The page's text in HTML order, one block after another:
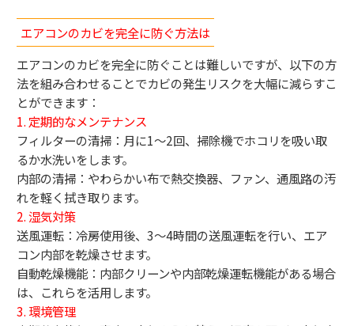
エアコンのカビを完全に防ぐ方法は
エアコンのカビを完全に防ぐことは難しいですが、以下の方
法を組み合わせることでカビの発生リスクを大幅に減らすこ
とができます：
1. 定期的なメンテナンス
フィルターの清掃：月に1〜2回、掃除機でホコリを吸い取
るか水洗いをします。
内部の清掃：やわらかい布で熱交換器、ファン、通風路の汚
れを軽く拭き取ります。
2. 湿気対策
送風運転：冷房使用後、3〜4時間の送風運転を行い、エア
コン内部を乾燥させます。
自動乾燥機能：内部クリーンや内部乾燥運転機能がある場合
は、これらを活用します。
3. 環境管理